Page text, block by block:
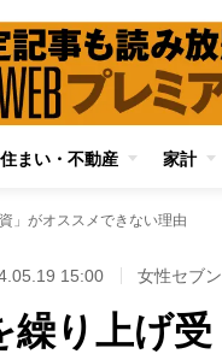
住まい・不動産 家計
」がオススメできない理由
15:00 女性セブン
繰り上げ受